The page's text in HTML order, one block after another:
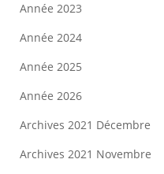
Année 2023
Année 2024
Année 2025
Année 2026
Archives 2021 Décembre
Archives 2021 Novembre